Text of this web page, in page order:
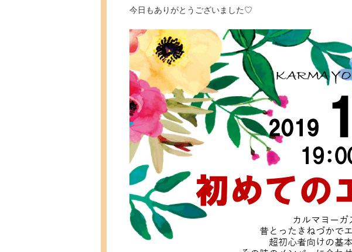
今日もありがとうございました♡